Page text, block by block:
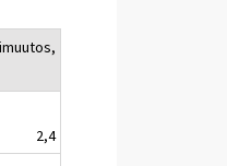
2,4